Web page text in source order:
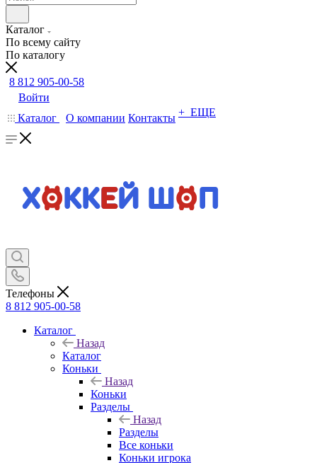
Каталог
По всему сайту
По каталогу
8 812 905-00-58
Войти
Каталог
О компании Контакты + ЕЩЕ
Телефоны
8 812 905-00-58
Каталог
Назад
Каталог
Коньки
Назад
Коньки
Разделы
Назад
Разделы
Все коньки
Коньки игрока